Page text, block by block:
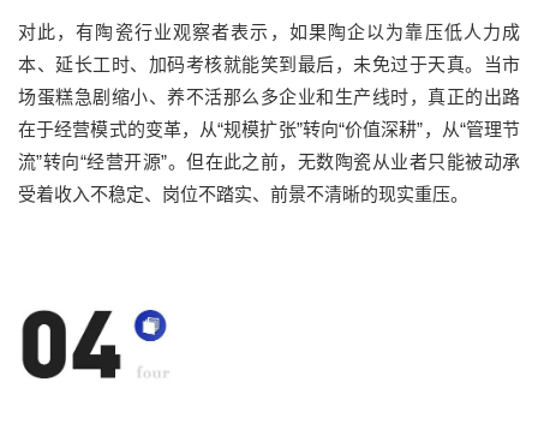
对此，有陶瓷行业观察者表示，如果陶企以为靠压低人力成
本、延长工时、加码考核就能笑到最后，未免过于天真。当市
场蛋糕急剧缩小、养不活那么多企业和生产线时，真正的出路
在于经营模式的变革，从“规模扩张”转向“价值深耕”，从“管理节
流”转向“经营开源”。但在此之前，无数陶瓷从业者只能被动承
受着收入不稳定、岗位不踏实、前景不清晰的现实重压。